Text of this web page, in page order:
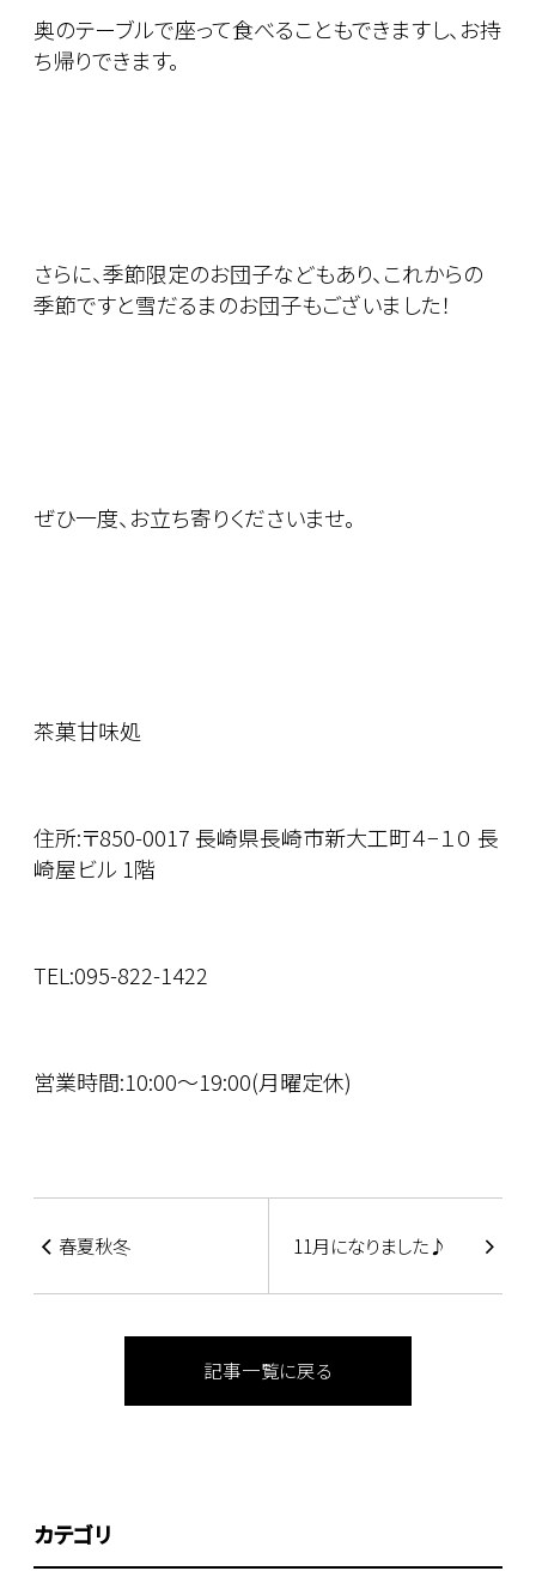
奥のテーブルで座って食べることもできますし、お持
ち帰りできます。
さらに、季節限定のお団子などもあり、これからの
季節ですと雪だるまのお団子もございました！
ぜひ一度、お立ち寄りくださいませ。
茶菓甘味処
住所:〒850-0017 長崎県長崎市新大工町４−１０ 長
崎屋ビル 1階
TEL:095-822-1422
営業時間:10:00～19:00(月曜定休)
春夏秋冬 11月になりました♪
記事一覧に戻る
カテゴリ